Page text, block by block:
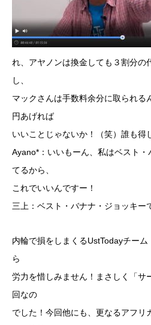
れ、アヤノンは換金しても３割分の
し、
マックさんは手数料余分に取られる
円あげれば
いいことじゃないか！（笑）誰も得
Ayano*：いいもーん、私はベスト
てるから、
これでいいんですー！
三上：ベスト・バナナ・ジョッキー
内輪で損をしまくるUstTodayチー
ら
労力を惜しみません！まさしく「サ
回なの
でした！今回他にも、更なるアフリ